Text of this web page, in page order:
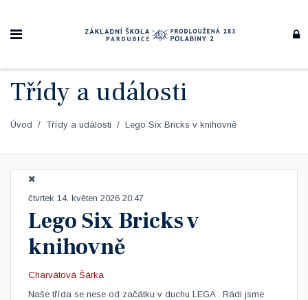
Třídy a události
Úvod Třídy a události Lego Six Bricks v knihovně
čtvrtek 14. květen 2026 20:47
Lego Six Bricks v
knihovně
Charvátová Šárka
Naše třída se nese od začátku v duchu LEGA . Rádi jsme